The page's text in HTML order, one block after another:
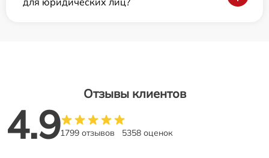
Отзывы клиентов
4.91799 отзывов 5358 оценок